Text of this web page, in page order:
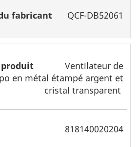
QCF-DB52061
Ventilateur de
en métal étampé argent et
cristal transparent
818140020204